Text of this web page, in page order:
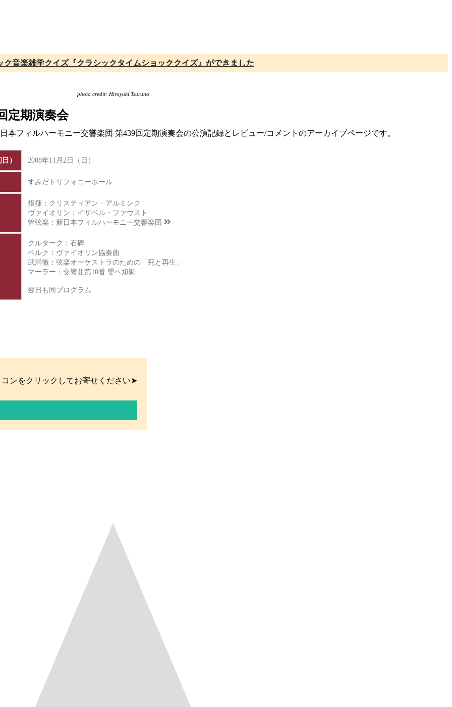
ク音楽雑学クイズ『クラシックタイムショッククイズ』ができました
photo credit: Hiroyuki Tsuruno
定期演奏会
本フィルハーモニー交響楽団 第439回定期演奏会の公演記録とレビュー/コメントのアーカイブページです。
） 2008年11月2日（日）
すみだトリフォニーホール
指揮：クリスティアン・アルミンク
ヴァイオリン：イザベル・ファウスト
管弦楽： 新日本フィルハーモニー交響楽団
クルターク：石碑
ベルク：ヴァイオリン協奏曲
武満徹：弦楽オーケストラのための「死と再生」
マーラー：交響曲第10番 嬰ヘ短調
翌日も同プログラム
ンをクリックしてお寄せください➤